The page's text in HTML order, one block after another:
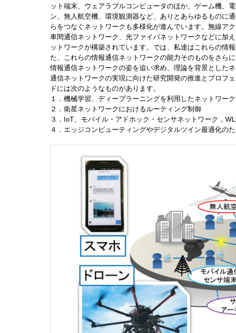
ット端末、ウェアラブルコンピュータのほか、ゲーム機、
ン、無人航空機、環境観測器など、ありとあらゆるものに
らをつなぐネットワークも多様化が進んでいます。無線ア
車間通信ネットワーク、光ファイバネットワークなどに加
ットワークが構築されています。では、私達はこれらの情
た、これらの情報通信ネットワークの能力そのものをさら
情報通信ネットワークの姿を追い求め、理論を背景とした
通信ネットワークの実現に向けた研究開発の推進とプロフ
ドには次のようなものがあります。
１．機械学習、ディープラーニングを利用したネットワー
２．衛星ネットワークにおけるルーティング制御
３．IoT、モバイル・アドホック・センサネットワーク，
４．エッジコンピューティングやデジタルツイン最適化の